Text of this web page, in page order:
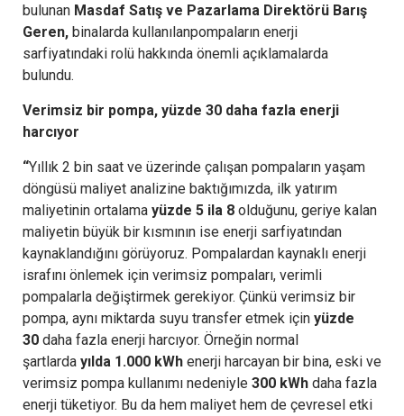
bulunan Masdaf Satış ve Pazarlama Direktörü Barış
Geren, binalarda kullanılanpompaların enerji
sarfiyatındaki rolü hakkında önemli açıklamalarda
bulundu.
Verimsiz bir pompa, yüzde 30 daha fazla enerji
harcıyor
“Yıllık 2 bin saat ve üzerinde çalışan pompaların yaşam
döngüsü maliyet analizine baktığımızda, ilk yatırım
maliyetinin ortalama yüzde 5 ila 8 olduğunu, geriye kalan
maliyetin büyük bir kısmının ise enerji sarfiyatından
kaynaklandığını görüyoruz. Pompalardan kaynaklı enerji
israfını önlemek için verimsiz pompaları, verimli
pompalarla değiştirmek gerekiyor. Çünkü verimsiz bir
pompa, aynı miktarda suyu transfer etmek için yüzde
30 daha fazla enerji harcıyor. Örneğin normal
şartlarda yılda 1.000 kWh enerji harcayan bir bina, eski ve
verimsiz pompa kullanımı nedeniyle 300 kWh daha fazla
enerji tüketiyor. Bu da hem maliyet hem de çevresel etki